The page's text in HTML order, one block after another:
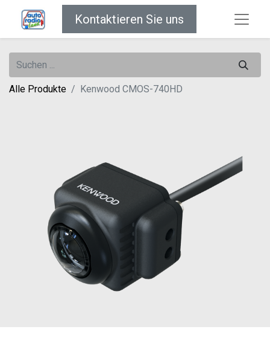
Kontaktieren Sie uns
Alle Produkte Kenwood CMOS-740HD